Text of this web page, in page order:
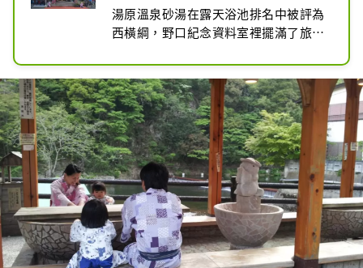
湯原溫泉砂湯在露天浴池排名中被評為
西橫綱，野口紀念資料室裡擺滿了旅遊
品，野口冬人將湯原溫泉砂湯列為露天
浴池中的西橫綱。空氣浴排名、溫泉歷
史的資料展示、溫泉乒乓球等，是可以
享受很多樂趣的設施。還有一個旅遊資
訊中心。